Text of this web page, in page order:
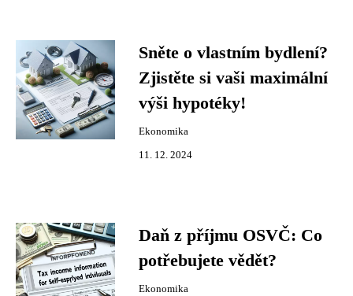
Sněte o vlastním bydlení?
Zjistěte si vaši maximální
výši hypotéky!
Ekonomika
11. 12. 2024
Daň z příjmu OSVČ: Co
potřebujete vědět?
Ekonomika